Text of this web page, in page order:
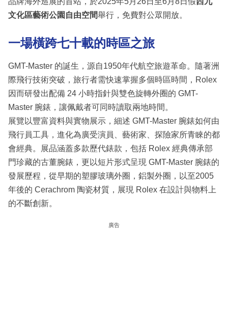
文化區藝術公園自由空間舉行，免費對公眾開放。
一場橫跨七十載的時區之旅
GMT-Master 的誕生，源自1950年代航空旅遊革命。隨著洲
際飛行技術突破，旅行者需快速掌握多個時區時間，Rolex
因而研發出配備 24 小時指針與雙色旋轉外圈的 GMT-
Master 腕錶，讓佩戴者可同時讀取兩地時間。
展覽以豐富資料與實物展示，細述 GMT-Master 腕錶如何由
飛行員工具，進化為廣受演員、藝術家、探險家所青睞的都
會經典。展品涵蓋多款歷代錶款，包括 Rolex 經典傳承部
門珍藏的古董腕錶，更以短片形式呈現 GMT-Master 腕錶的
發展歷程，從早期的塑膠玻璃外圈，鋁製外圈，以至2005
年後的 Cerachrom 陶瓷材質，展現 Rolex 在設計與物料上
的不斷創新。
廣告